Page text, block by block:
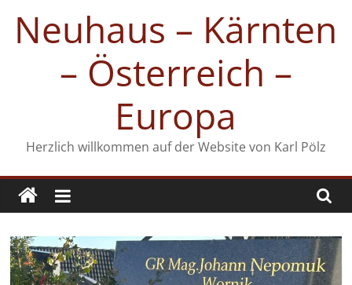
Inhalt
springen
Neuhaus – Kärnten
– Österreich –
Europa
Herzlich willkommen auf der Website von Karl Pölz